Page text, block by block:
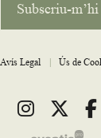
Subscriu-m’hi
Avís Legal | Ús de
Link a